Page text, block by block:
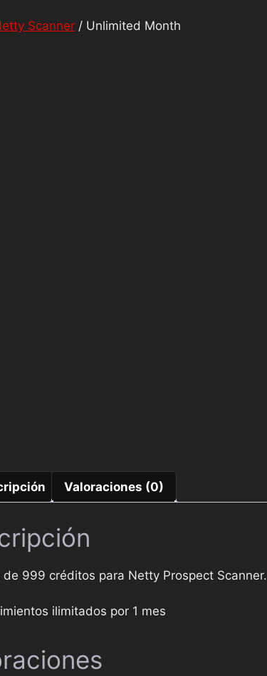
Scanner / Unlimited Month
Valoraciones (0)
de 999 créditos para Netty Prospect Scanner.
ilimitados por 1 mes